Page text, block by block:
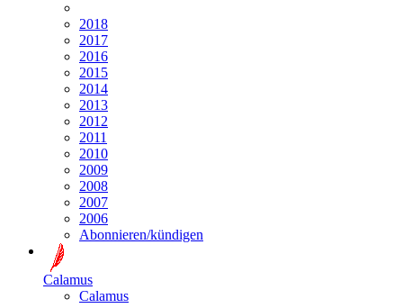
2018
2017
2016
2015
2014
2013
2012
2011
2010
2009
2008
2007
2006
Abonnieren/kündigen
Calamus
Calamus